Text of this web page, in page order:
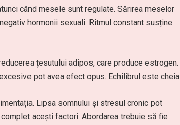
când mesele sunt regulate. Sărirea meselor
hormonii sexuali. Ritmul constant susține
țesutului adipos, care produce estrogen.
pot avea efect opus. Echilibrul este
Lipsa somnului și stresul cronic pot
acești factori. Abordarea trebuie să fie